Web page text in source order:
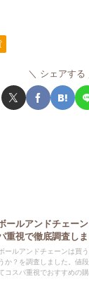
シェアする
ールアンドチェー
重視で徹底調査し
ールアンドチェーンは買
うか？を調査しました。値
コスパ重視でおすすめの